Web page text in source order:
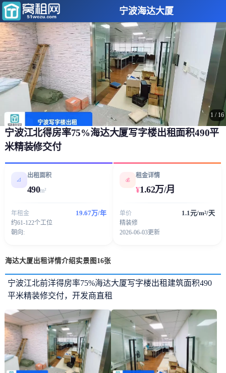
宁波海达大厦
1 / 16
宁波江北得房率75%海达大厦写字楼出租面积490平
米精装修交付
📐
出租面积
490m²
年租金 19.67万/年
约61-122个工位
朝向:
💰
租金详情
¥1.62万/月
单价 1.1元/m²/天
精装修
2026-06-03更新
海达大厦出租详情介绍实景图16张
宁波江北前洋得房率75%海达大厦写字楼出租建筑面积490
平米精装修交付，开发商直租